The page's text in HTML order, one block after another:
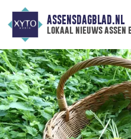
ASSENSDAGBLAD.NL
lokaal nieuws assen